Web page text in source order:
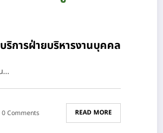
ริการฝ่ายบริหารงานบุคคล
0 Comments READ MORE